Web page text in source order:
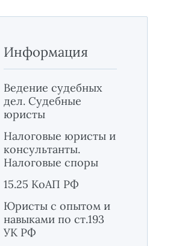
Информация
Ведение судебных
дел. Судебные
юристы
Налоговые юристы и
консультанты.
Налоговые споры
15.25 КоАП РФ
Юристы с опытом и
навыками по ст.193
УК РФ